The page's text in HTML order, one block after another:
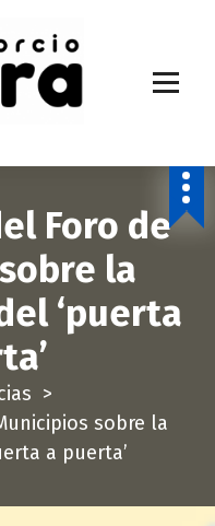
Foro de
la
‘puerta
>
sobre la
a puerta’